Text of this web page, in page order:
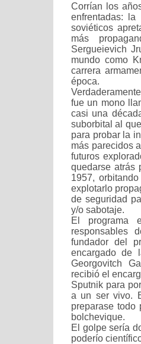
Corrían los
enfrentadas:
soviéticos
más
Sergueievich
mundo como
carrera
época.
fue un mono
casi una
suborbital al
para probar la
más parecidos
futuros
quedarse atrás
1957,
explotarlo
de seguridad
y/o sabotaje.
El programa
responsables
fundador del
encargado de
Georgovitch
recibió el
Sputnik para
a un ser vivo.
preparase
bolchevique.
El golpe sería
poderío